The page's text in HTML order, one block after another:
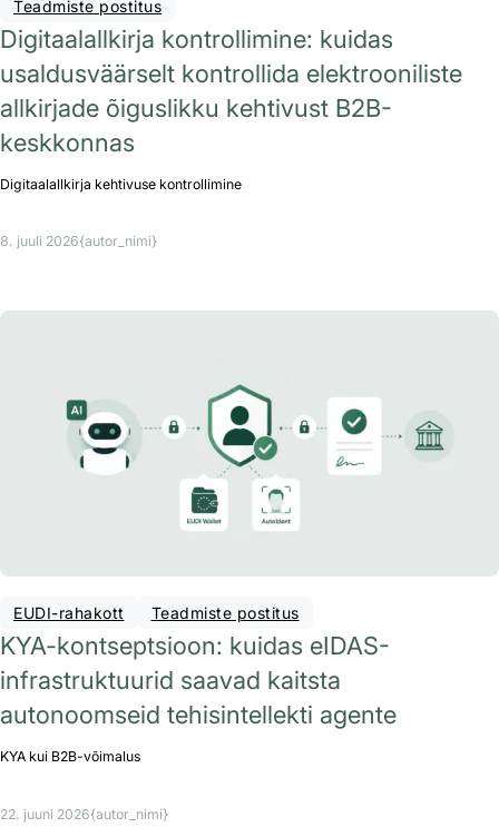
Teadmiste postitus
Digitaalallkirja kontrollimine: kuidas
usaldusväärselt kontrollida elektrooniliste
allkirjade õiguslikku kehtivust B2B-
keskkonnas
Digitaalallkirja kehtivuse kontrollimine
8. juuli 2026{autor_nimi}
EUDI-rahakott Teadmiste postitus
KYA-kontseptsioon: kuidas eIDAS-
infrastruktuurid saavad kaitsta
autonoomseid tehisintellekti agente
KYA kui B2B-võimalus
22. juuni 2026{autor_nimi}